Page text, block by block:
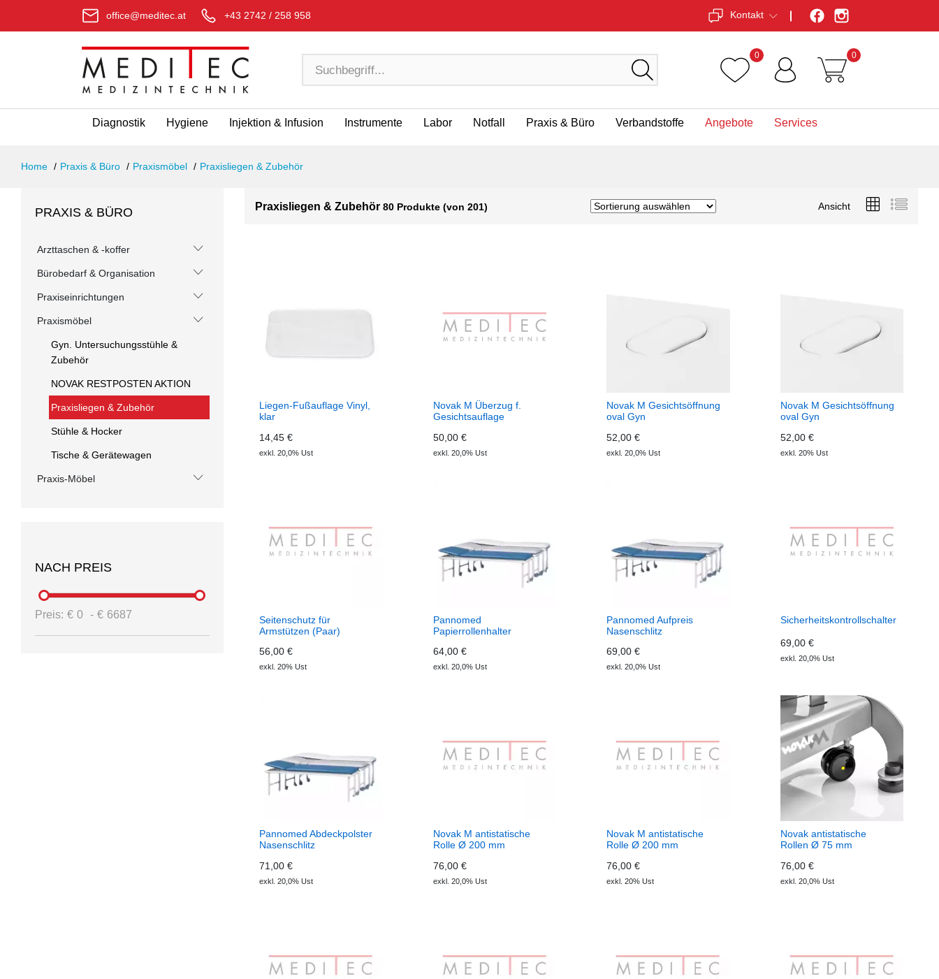
office@meditec.at +43 2742 / 258 958 Kontakt
0 0
Diagnostik Hygiene Injektion & Infusion Instrumente Labor Notfall Praxis & Büro Verbandstoffe Angebote Services
Home Praxis & Büro Praxismöbel Praxisliegen & Zubehör
PRAXIS & BÜRO
Arzttaschen & -koffer
Bürobedarf & Organisation
Praxiseinrichtungen
Praxismöbel
Gyn. Untersuchungsstühle &
Zubehör
NOVAK RESTPOSTEN AKTION
Praxisliegen & Zubehör
Stühle & Hocker
Tische & Gerätewagen
Praxis-Möbel
NACH PREIS
Preis: € 0 - € 6687
Praxisliegen & Zubehör 80 Produkte (von 201) Ansicht
Liegen-Fußauflage Vinyl,
klar
14,45 €
exkl. 20,0% Ust
Novak M Überzug f.
Gesichtsauflage
50,00 €
exkl. 20,0% Ust
Novak M Gesichtsöffnung
oval Gyn
52,00 €
exkl. 20,0% Ust
Novak M Gesichtsöffnung
oval Gyn
52,00 €
exkl. 20% Ust
Seitenschutz für
Armstützen (Paar)
56,00 €
exkl. 20% Ust
Pannomed
Papierrollenhalter
64,00 €
exkl. 20,0% Ust
Pannomed Aufpreis
Nasenschlitz
69,00 €
exkl. 20,0% Ust
Sicherheitskontrollschalter
69,00 €
exkl. 20,0% Ust
Pannomed Abdeckpolster
Nasenschlitz
71,00 €
exkl. 20,0% Ust
Novak M antistatische
Rolle Ø 200 mm
76,00 €
exkl. 20,0% Ust
Novak M antistatische
Rolle Ø 200 mm
76,00 €
exkl. 20% Ust
Novak antistatische
Rollen Ø 75 mm
76,00 €
exkl. 20,0% Ust